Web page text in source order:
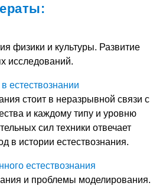
физики и культуры. Развитие
исследований.
естествознании
стоит в неразрывной связи с
и каждому типу и уровню
сил техники отвечает
в истории естествознания.
естествознания
и проблемы моделирования.